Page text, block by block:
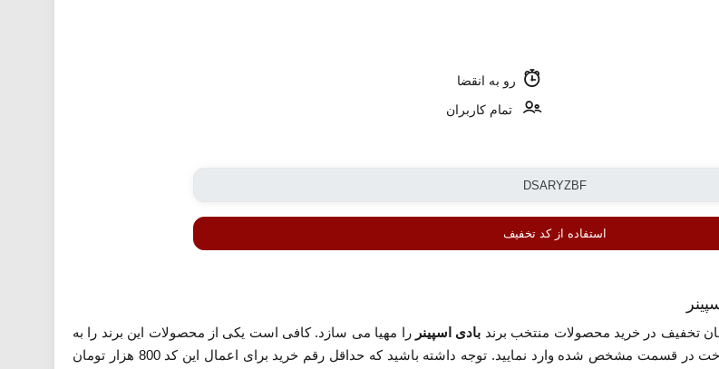
رو به انقضا
تمام کاربران
استفاده از کد تخفیف
بادی اسپینر را مهیا می سازد. کافی است یکی از محصولات این برند را به
سبد خرید خود اضافه کرده و کد تخفیف را در مرحله پرداخت در قسمت مشخص شده وارد نمایید. توجه داشته باشید که حداقل رقم خرید برای اعمال این کد 800 هزار تومان